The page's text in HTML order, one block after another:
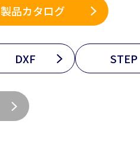
製品カタログ
DXF STEP